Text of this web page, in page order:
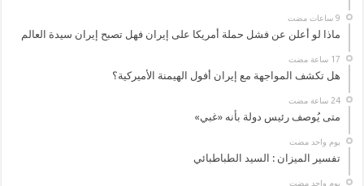
ماذا لو أعلن عن فشل حملة أمريكا على إيران فهل تصبح إيران سيدة العالم
هل تكشف المواجهة مع إيران أفول الهيمنة الأميركية؟
‏24 ساعة مضت
متى يُوصف رئيس دولة بأنه «غبي»
‏يوم واحد مضت
تفسير الميزان : السيد الطباطبائي
‏يوم واحد مضت